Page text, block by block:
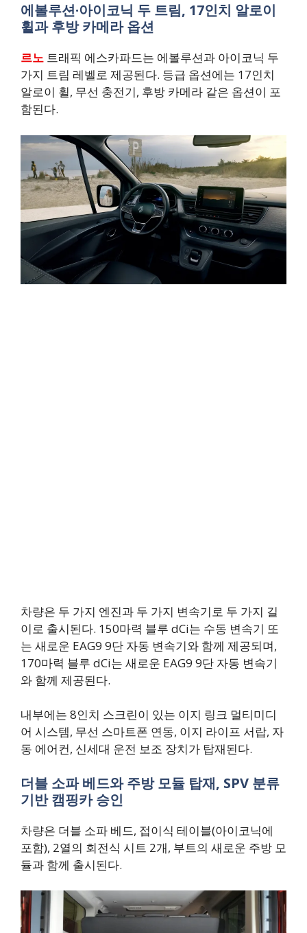
에볼루션·아이코닉 두 트림, 17인치 알로이
휠과 후방 카메라 옵션
르노 트래픽 에스카파드는 에볼루션과 아이코닉 두
가지 트림 레벨로 제공된다. 등급 옵션에는 17인치
알로이 휠, 무선 충전기, 후방 카메라 같은 옵션이 포
함된다.
차량은 두 가지 엔진과 두 가지 변속기로 두 가지 길
이로 출시된다. 150마력 블루 dCi는 수동 변속기 또
는 새로운 EAG9 9단 자동 변속기와 함께 제공되며,
170마력 블루 dCi는 새로운 EAG9 9단 자동 변속기
와 함께 제공된다.
내부에는 8인치 스크린이 있는 이지 링크 멀티미디
어 시스템, 무선 스마트폰 연동, 이지 라이프 서랍, 자
동 에어컨, 신세대 운전 보조 장치가 탑재된다.
더블 소파 베드와 주방 모듈 탑재, SPV 분류
기반 캠핑카 승인
차량은 더블 소파 베드, 접이식 테이블(아이코닉에
포함), 2열의 회전식 시트 2개, 부트의 새로운 주방 모
듈과 함께 출시된다.